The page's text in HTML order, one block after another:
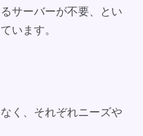
サーバーが不要、とい
います。
く、それぞれニーズや